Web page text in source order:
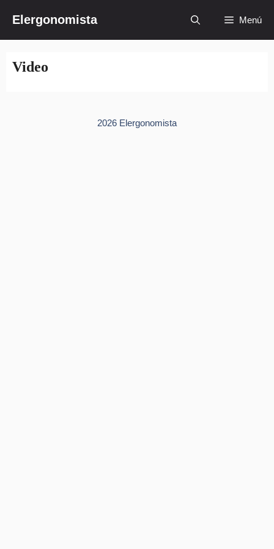
contenido
Elergonomista Menú
Video
2026 Elergonomista